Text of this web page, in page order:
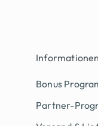
Informationen
Bonus
Partner-